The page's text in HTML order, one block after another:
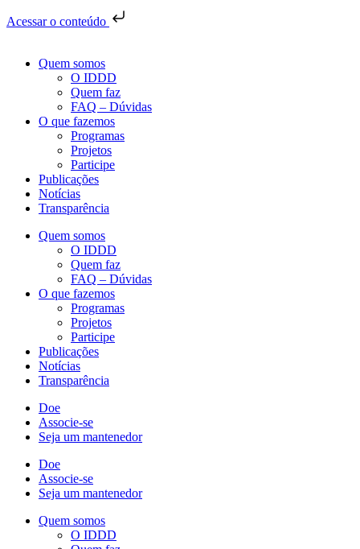
Acessar o conteúdo
Quem somos
O IDDD
Quem faz
FAQ – Dúvidas
O que fazemos
Programas
Projetos
Participe
Publicações
Notícias
Transparência
Quem somos
O IDDD
Quem faz
FAQ – Dúvidas
O que fazemos
Programas
Projetos
Participe
Publicações
Notícias
Transparência
Doe
Associe-se
Seja um mantenedor
Doe
Associe-se
Seja um mantenedor
Quem somos
O IDDD